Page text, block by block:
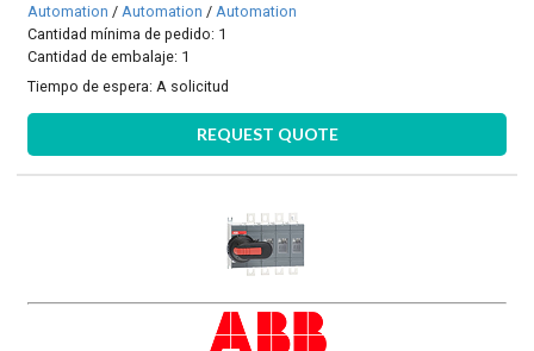
Automation /Automation /Automation
Cantidad mínima de pedido: 1
Cantidad de embalaje: 1
Tiempo de espera:A solicitud
REQUEST QUOTE